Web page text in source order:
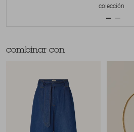
colección
combinar con